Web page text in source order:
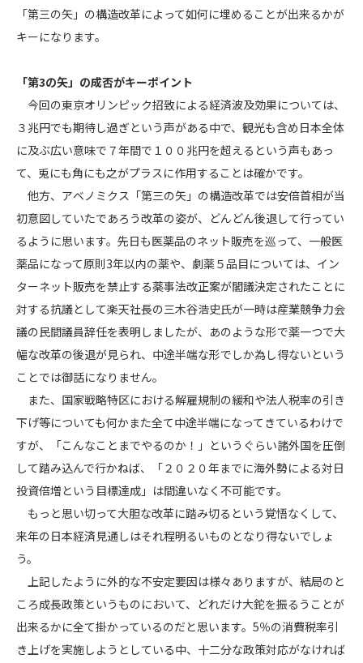
「第三の矢」の構造改革によって如何に埋めることが出来るかが
キーになります。
「第3の矢」の成否がキーポイント
今回の東京オリンピック招致による経済波及効果については、
３兆円でも期待し過ぎという声がある中で、観光も含め日本全体
に及ぶ広い意味で７年間で１００兆円を超えるという声もあっ
て、兎にも角にも之がプラスに作用することは確かです。
他方、アベノミクス「第三の矢」の構造改革では安倍首相が当
初意図していたであろう改革の姿が、どんどん後退して行ってい
るように思います。先日も医薬品のネット販売を巡って、一般医
薬品になって原則3年以内の薬や、劇薬５品目については、イン
ターネット販売を禁止する薬事法改正案が閣議決定されたことに
対する抗議として楽天社長の三木谷浩史氏が一時は産業競争力会
議の民間議員辞任を表明しましたが、あのような形で薬一つで大
幅な改革の後退が見られ、中途半端な形でしか為し得ないという
ことでは御話になりません。
また、国家戦略特区における解雇規制の緩和や法人税率の引き
下げ等についても何かまた全て中途半端になってきているわけで
すが、「こんなことまでやるのか！」というぐらい諸外国を圧倒
して踏み込んで行かねば、「２０２０年までに海外勢による対日
投資倍増という目標達成」は間違いなく不可能です。
もっと思い切って大胆な改革に踏み切るという覚悟なくして、
来年の日本経済見通しはそれ程明るいものとなり得ないでしょ
う。
上記したように外的な不安定要因は様々ありますが、結局のと
ころ成長政策というものにおいて、どれだけ大鉈を振るうことが
出来るかに全て掛かっているのだと思います。5％の消費税率引
き上げを実施しようとしている中、十二分な政策対応がなければ